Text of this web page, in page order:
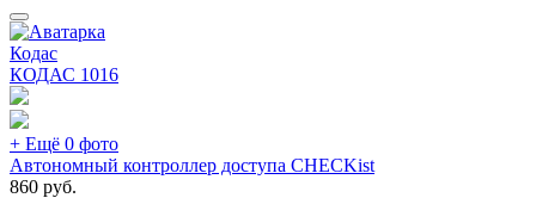
Кодас
КОДАС 1016
+ Ещё 0 фото
Автономный контроллер доступа CHECKist
860 руб.